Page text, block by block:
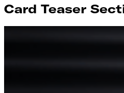
Card Teaser